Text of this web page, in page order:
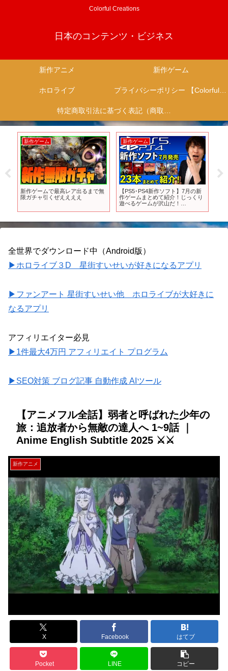
Colorful Creations
日本のコンテンツ・ビジネス
新作アニメ 新作ゲーム
ホロライブ プライバシーポリシー 【Colorful Creation】
特定商取引法に基づく表記（商取引に関する開示）
新作ゲーム
新作ゲームで最高レア出るまで無
限ガチャ引くぜええええ
新作ゲーム
【PS5･PS4新作ソフト】7月の新
作ゲームまとめて紹介！じっくり
遊べるゲームが沢山だ！
全世界でダウンロード中（Android版）
▶ホロライブ３D 星街すいせいが好きになるアプリ
▶ファンアート 星街すいせい他 ホロライブが大好きに
なるアプリ
アフィリエイター必見
▶1件最大4万円 アフィリエイト プログラム
▶SEO対策 ブログ記事 自動作成 AIツール
【アニメフル全話】弱者と呼ばれた少年の
旅：追放者から無敵の達人へ 1~9話 ｜
Anime English Subtitle 2025 ⚔️⚔️
新作アニメ
X Facebook はてブ
Pocket LINE コピー